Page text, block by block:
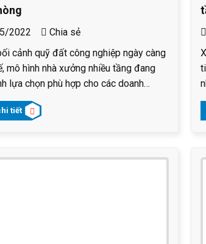
2022
Chia sẻ
cảnh quỹ đất công nghiệp ngày càng
mô hình nhà xưởng nhiều tầng đang
lựa chọn phù hợp cho các doanh
mở rộng sản xuất nhưng vẫn tối
tích sử dụng. Dự án thi công nhà xưởng
biểu ứng dụng kết cấu thép tiền chế
tiết